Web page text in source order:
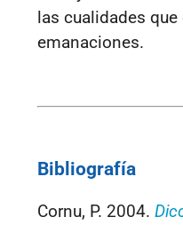
las cualidades
emanaciones.
Bibliografía
Cornu, P. 2004.